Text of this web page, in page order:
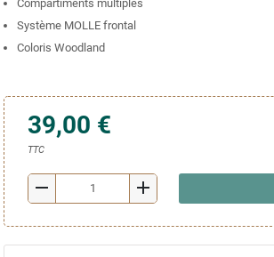
Compartiments multiples
Système MOLLE frontal
Coloris Woodland
39,00 €
TTC
remove add